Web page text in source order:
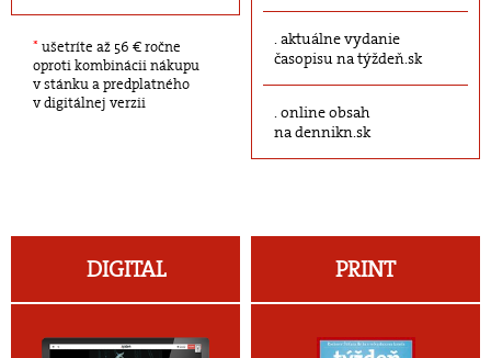
* ušetríte až 56 € ročne
oproti kombinácii nákupu
v stánku a predplatného
v digitálnej verzii
aktuálne vydanie
časopisu na týždeň.sk
online obsah
na dennikn.sk
DIGITAL PRINT